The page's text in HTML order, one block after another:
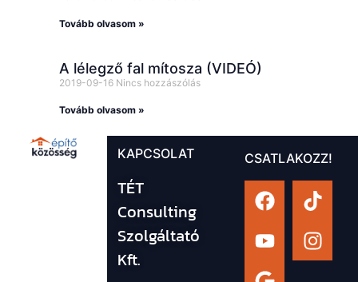
Tovább olvasom »
A lélegző fal mítosza (VIDEÓ)
2019-09-16 Nincs hozzászólás
Tovább olvasom »
KAPCSOLAT
TÉT
Consulting
Szolgáltató
Kft.
CSATLAKOZZ!